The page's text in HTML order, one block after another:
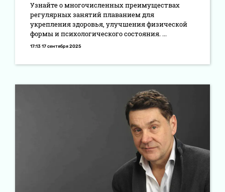
Узнайте о многочисленных преимуществах
регулярных занятий плаванием для
укрепления здоровья, улучшения физической
формы и психологического состояния. ...
17:13 17 сентября 2025